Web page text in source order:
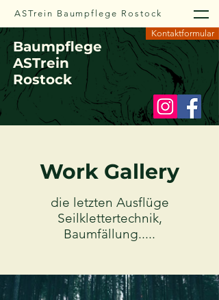
ASTrein Baumpflege Rostock
Baumpflege
ASTrein
Rostock
Kontaktformular
Work Gallery
die letzten Ausflüge
Seilklettertechnik,
Baumfällung.....